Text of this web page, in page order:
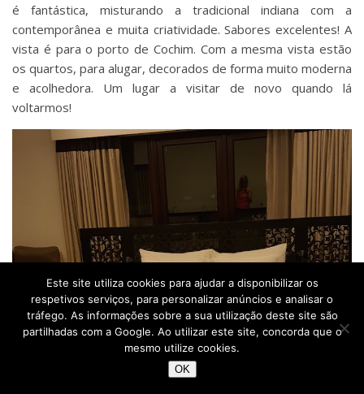
é fantástica, misturando a tradicional indiana com a
contemporânea e muita criatividade. Sabores excelentes! A
vista é para o porto de Cochim. Com a mesma vista estão
os quartos, para alugar, decorados de forma muito moderna
e acolhedora. Um lugar a visitar de novo quando lá
voltarmos!
Este site utiliza cookies para ajudar a disponibilizar os
respetivos serviços, para personalizar anúncios e analisar o
tráfego. As informações sobre a sua utilização deste site são
partilhadas com a Google. Ao utilizar este site, concorda que o
mesmo utilize cookies.
OK